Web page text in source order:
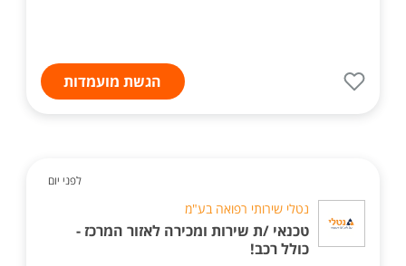
הגשת מועמדות
לפני יום
נטלי שירותי רפואה בע"מ
טכנאי /ת שירות ומכירה לאזור המרכז -
כולל רכב!